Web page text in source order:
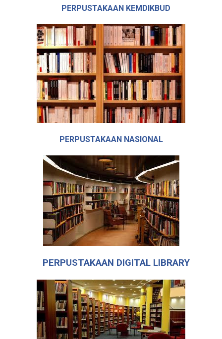
PERPUSTAKAAN KEMDIKBUD
PERPUSTAKAAN NASIONAL
PERPUSTAKAAN DIGITAL LIBRARY